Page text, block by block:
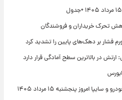
تحرک خریداران و فروشندگان
فشار بر دهک‌های پایین را تشدید کرد
در بالاترین سطح آمادگی قرار دارد
تغییر تند قیمت محصولات ایران‌خودرو و سایپا امروز پنجشنبه ۱۵ مرداد ۱۴۰۵